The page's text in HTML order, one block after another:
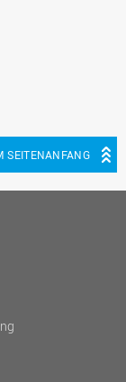
SEITENANFANG